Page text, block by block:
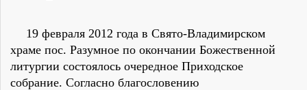
19 февраля 2012 года в Свято-Владимирском
храме пос. Разумное по окончании Божественной
литургии состоялось очередное Приходское
собрание. Согласно благословению